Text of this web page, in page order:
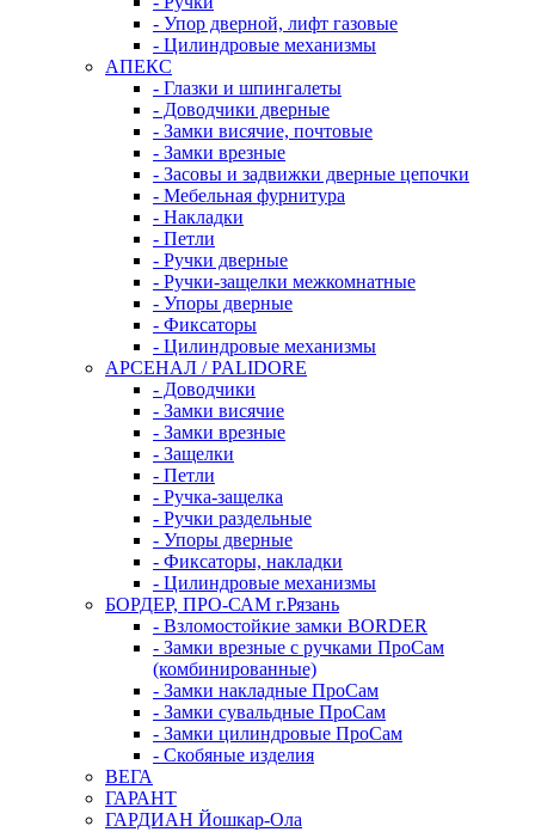
- Упор дверной, лифт газовые
- Цилиндровые механизмы
АПЕКС
- Глазки и шпингалеты
- Доводчики дверные
- Замки висячие, почтовые
- Замки врезные
- Засовы и задвижки дверные цепочки
- Мебельная фурнитура
- Накладки
- Петли
- Ручки дверные
- Ручки-защелки межкомнатные
- Упоры дверные
- Фиксаторы
- Цилиндровые механизмы
АРСЕНАЛ / PALIDORE
- Доводчики
- Замки висячие
- Замки врезные
- Защелки
- Петли
- Ручка-защелка
- Ручки раздельные
- Упоры дверные
- Фиксаторы, накладки
- Цилиндровые механизмы
БОРДЕР, ПРО-САМ г.Рязань
- Взломостойкие замки BORDER
- Замки врезные с ручками ПроСам
(комбинированные)
- Замки накладные ПроСам
- Замки сувальдные ПроСам
- Замки цилиндровые ПроСам
- Скобяные изделия
ВЕГА
ГАРАНТ
ГАРДИАН Йошкар-Ола